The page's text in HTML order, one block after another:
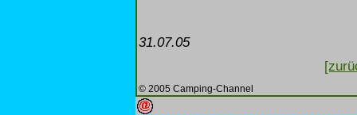
31.07.05
© 2005 Camping-Channel